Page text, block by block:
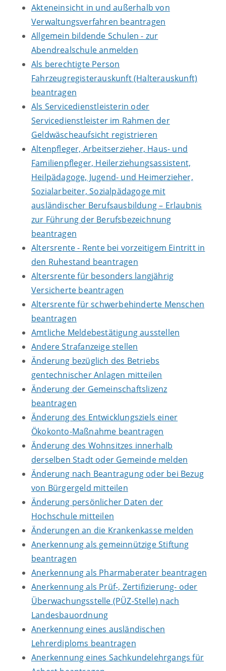
Akteneinsicht in und außerhalb von
Verwaltungsverfahren beantragen
Allgemein bildende Schulen - zur
Abendrealschule anmelden
Als berechtigte Person
Fahrzeugregisterauskunft (Halterauskunft)
beantragen
Als Servicedienstleisterin oder
Servicedienstleister im Rahmen der
Geldwäscheaufsicht registrieren
Altenpfleger, Arbeitserzieher, Haus- und
Familienpfleger, Heilerziehungsassistent,
Heilpädagoge, Jugend- und Heimerzieher,
Sozialarbeiter, Sozialpädagoge mit
ausländischer Berufsausbildung – Erlaubnis
zur Führung der Berufsbezeichnung
beantragen
Altersrente - Rente bei vorzeitigem Eintritt in
den Ruhestand beantragen
Altersrente für besonders langjährig
Versicherte beantragen
Altersrente für schwerbehinderte Menschen
beantragen
Amtliche Meldebestätigung ausstellen
Andere Strafanzeige stellen
Änderung bezüglich des Betriebs
gentechnischer Anlagen mitteilen
Änderung der Gemeinschaftslizenz
beantragen
Änderung des Entwicklungsziels einer
Ökokonto-Maßnahme beantragen
Änderung des Wohnsitzes innerhalb
derselben Stadt oder Gemeinde melden
Änderung nach Beantragung oder bei Bezug
von Bürgergeld mitteilen
Änderung persönlicher Daten der
Hochschule mitteilen
Änderungen an die Krankenkasse melden
Anerkennung als gemeinnützige Stiftung
beantragen
Anerkennung als Pharmaberater beantragen
Anerkennung als Prüf-, Zertifizierung- oder
Überwachungsstelle (PÜZ-Stelle) nach
Landesbauordnung
Anerkennung eines ausländischen
Lehrerdiploms beantragen
Anerkennung eines Sachkundelehrgangs für